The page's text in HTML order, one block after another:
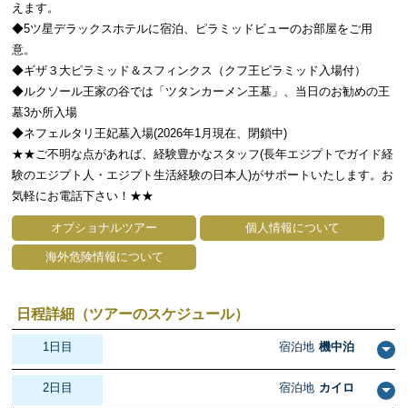
えます。
◆5ツ星デラックスホテルに宿泊、ピラミッドビューのお部屋をご用
意。
◆ギザ３大ピラミッド＆スフィンクス（クフ王ピラミッド入場付）
◆ルクソール王家の谷では「ツタンカーメン王墓」、当日のお勧めの王
墓3か所入場
◆ネフェルタリ王妃墓入場(2026年1月現在、閉鎖中)
★★ご不明な点があれば、経験豊かなスタッフ(長年エジプトでガイド経
験のエジプト人・エジプト生活経験の日本人)がサポートいたします。お
気軽にお電話下さい！★★
オプショナルツアー 個人情報について
海外危険情報について
日程詳細（ツアーのスケジュール）
1日目 宿泊地 機中泊
2日目 宿泊地 カイロ